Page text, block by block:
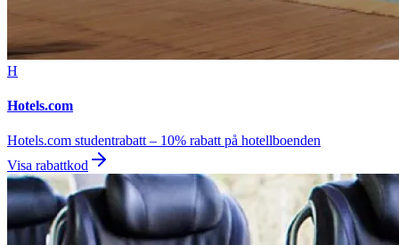
H
Hotels.com
Hotels.com studentrabatt – 10% rabatt på hotellboenden
Visa rabattkod